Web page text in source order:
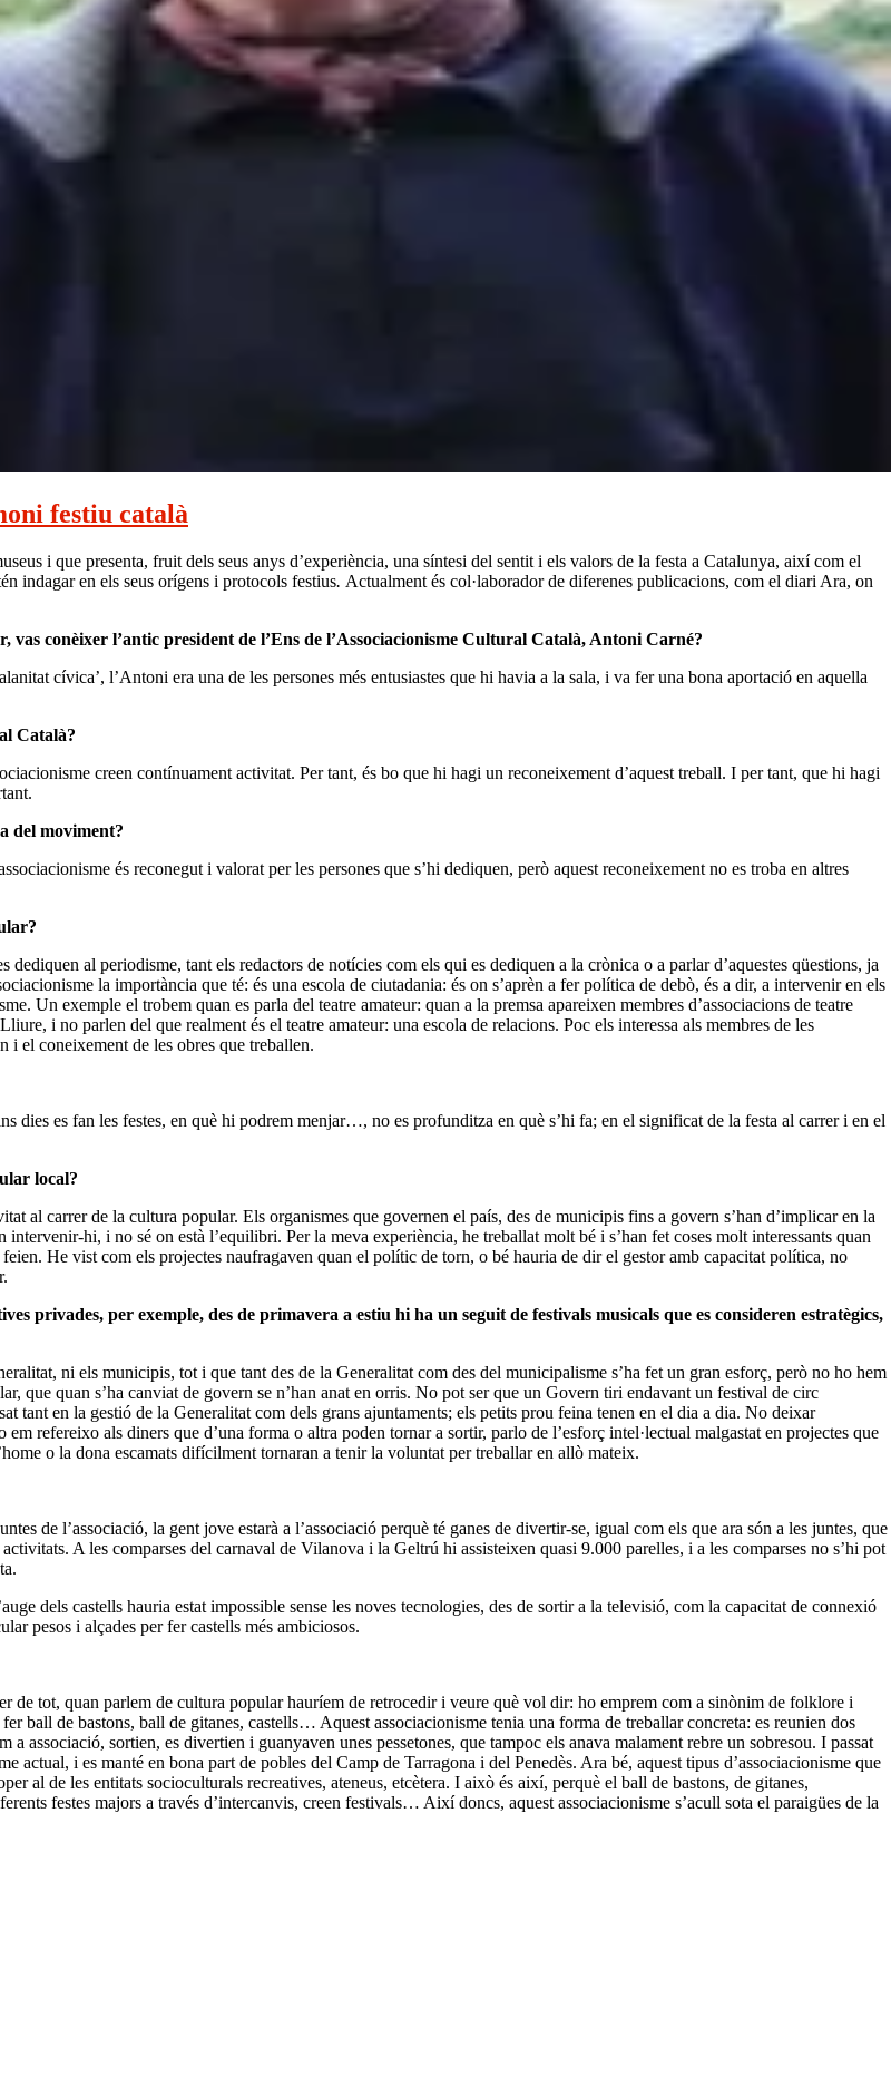
festiu català
i que presenta, fruit dels seus anys d’experiència, una síntesi del sentit i els valors de la festa a Catalunya, així com el
indagar en els seus orígens i protocols festius. Actualment és col·laborador de diferenes publicacions, com el diari Ara, on
conèixer l’antic president de l’Ens de l’Associacionisme Cultural Català, Antoni Carné?
cívica’, l’Antoni era una de les persones més entusiastes que hi havia a la sala, i va fer una bona aportació en aquella
Català?
creen contínuament activitat. Per tant, és bo que hi hagi un reconeixement d’aquest treball. I per tant, que hi hagi
del moviment?
és reconegut i valorat per les persones que s’hi dediquen, però aquest reconeixement no es troba en altres
al periodisme, tant els redactors de notícies com els qui es dediquen a la crònica o a parlar d’aquestes qüestions, ja
la importància que té: és una escola de ciutadania: és on s’aprèn a fer política de debò, és a dir, a intervenir en els
Un exemple el trobem quan es parla del teatre amateur: quan a la premsa apareixen membres d’associacions de teatre
i no parlen del que realment és el teatre amateur: una escola de relacions. Poc els interessa als membres de les
i el coneixement de les obres que treballen.
dies es fan les festes, en què hi podrem menjar…, no es profunditza en què s’hi fa; en el significat de la festa al carrer i en el
local?
al carrer de la cultura popular. Els organismes que governen el país, des de municipis fins a govern s’han d’implicar en la
hi, i no sé on està l’equilibri. Per la meva experiència, he treballat molt bé i s’han fet coses molt interessants quan
He vist com els projectes naufragaven quan el polític de torn, o bé hauria de dir el gestor amb capacitat política, no
privades, per exemple, des de primavera a estiu hi ha un seguit de festivals musicals que es consideren estratègics,
ni els municipis, tot i que tant des de la Generalitat com des del municipalisme s’ha fet un gran esforç, però no ho hem
que quan s’ha canviat de govern se n’han anat en orris. No pot ser que un Govern tiri endavant un festival de circ
tant en la gestió de la Generalitat com dels grans ajuntaments; els petits prou feina tenen en el dia a dia. No deixar
refereixo als diners que d’una forma o altra poden tornar a sortir, parlo de l’esforç intel·lectual malgastat en projectes que
o la dona escamats difícilment tornaran a tenir la voluntat per treballar en allò mateix.
de l’associació, la gent jove estarà a l’associació perquè té ganes de divertir-se, igual com els que ara són a les juntes, que
A les comparses del carnaval de Vilanova i la Geltrú hi assisteixen quasi 9.000 parelles, i a les comparses no s’hi pot
dels castells hauria estat impossible sense les noves tecnologies, des de sortir a la televisió, com la capacitat de connexió
pesos i alçades per fer castells més ambiciosos.
de tot, quan parlem de cultura popular hauríem de retrocedir i veure què vol dir: ho emprem com a sinònim de folklore i
ball de bastons, ball de gitanes, castells… Aquest associacionisme tenia una forma de treballar concreta: es reunien dos
a associació, sortien, es divertien i guanyaven unes pessetones, que tampoc els anava malament rebre un sobresou. I passat
actual, i es manté en bona part de pobles del Camp de Tarragona i del Penedès. Ara bé, aquest tipus d’associacionisme que
al de les entitats socioculturals recreatives, ateneus, etcètera. I això és així, perquè el ball de bastons, de gitanes,
festes majors a través d’intercanvis, creen festivals… Així doncs, aquest associacionisme s’acull sota el paraigües de la